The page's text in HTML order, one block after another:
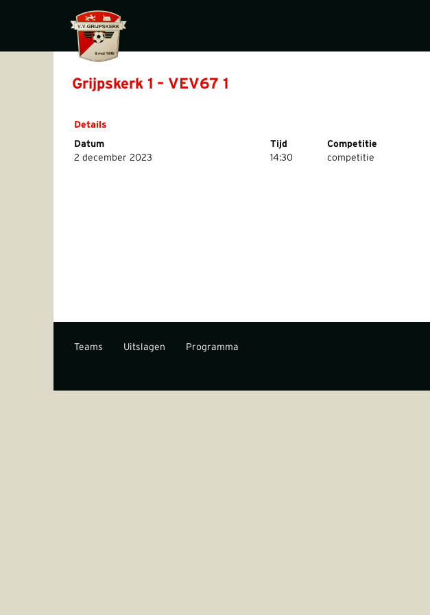
Grijpskerk 1 – VEV67 1
Details
Datum
Tijd Competitie
2 december 2023
14:30 competitie
Teams Uitslagen Programma